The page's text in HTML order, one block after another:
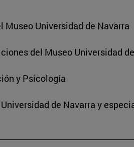
Museo Universidad de Navarra
del Museo Universidad
y Psicología
de Navarra y